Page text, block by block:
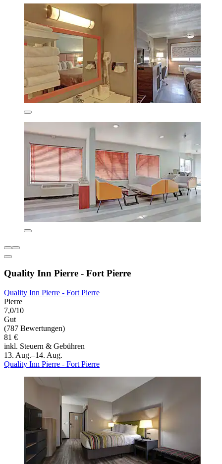
Quality Inn Pierre - Fort Pierre
Quality Inn Pierre - Fort Pierre
Pierre
7,0/10
Gut
(787 Bewertungen)
81 €
inkl. Steuern & Gebühren
13. Aug.–14. Aug.
Quality Inn Pierre - Fort Pierre